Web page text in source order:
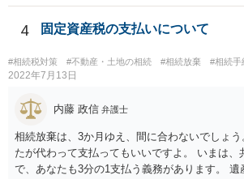
法として考えられるものとしては、 ①信託（家
産を信託口に移し、受託者（信頼できる友人や
・生存中はあなたの生活費・介護費に優先充当
体へ と使途を厳格に指定。相続ではなく信託帰
与を大きく排除できます。 ②遺言＋生命保険の
相続財産とは別枠で、遺留分対策にも有効と思
因贈与 「介護・見守り等を条件に、死亡時に財
不履行なら無効にでき、老後の安心を担保でき
除条件 慈善団体への寄附を予約しつつ、資金不
を設定。 などがあり得るかと思われます。
4 固定資産税の支払いについて
#相続税対策 #不動産・土地の相続 #相続放棄 #相続手
2022年7月13日
内藤 政信 弁護士
相続放棄は、3か月ゆえ、間に合わないでしょ
たが代わって支払ってもいいですよ。 いまは、
で、あなたも3分の1支払う義務があります。